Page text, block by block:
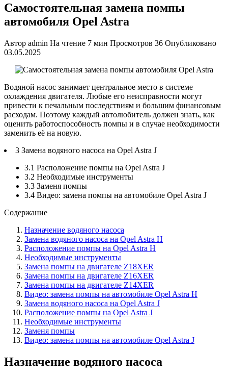
Самостоятельная замена помпы
автомобиля Opel Astra
Автор admin На чтение 7 мин Просмотров 36 Опубликовано
03.05.2025
Водяной насос занимает центральное место в системе
охлаждения двигателя. Любые его неисправности могут
привести к печальным последствиям и большим финансовым
расходам. Поэтому каждый автолюбитель должен знать, как
оценить работоспособность помпы и в случае необходимости
заменить её на новую.
3 Замена водяного насоса на Opel Astra J
3.1 Расположение помпы на Opel Astra J
3.2 Необходимые инструменты
3.3 Заменя помпы
3.4 Видео: замена помпы на автомобиле Opel Astra J
Содержание
Назначение водяного насоса
Замена водяного насоса на Opel Astra H
Расположение помпы на Opel Astra H
Необходимые инструменты
Замена помпы на двигателе Z18XER
Замена помпы на двигателе Z16XER
Замена помпы на двигателе Z14XER
Видео: замена помпы на автомобиле Opel Astra H
Замена водяного насоса на Opel Astra J
Расположение помпы на Opel Astra J
Необходимые инструменты
Заменя помпы
Видео: замена помпы на автомобиле Opel Astra J
Назначение водяного насоса